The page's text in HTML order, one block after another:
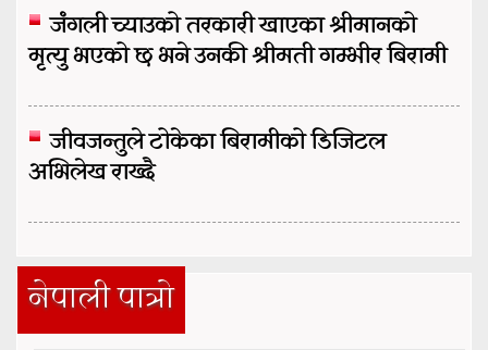
जंगली च्याउको तरकारी खाएका श्रीमानको
मृत्यु भएको छ भने उनकी श्रीमती गम्भीर बिरामी
जीवजन्तुले टोकेका बिरामीको डिजिटल
अभिलेख राख्दै
नेपाली पात्रो